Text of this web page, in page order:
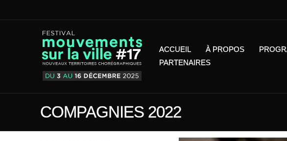
ACCUEIL À PROPOS
PARTENAIRES
COMPAGNIES 2022